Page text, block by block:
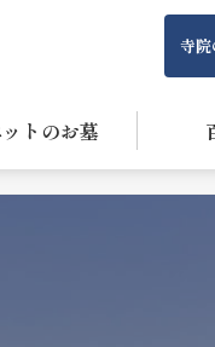
寺
トのお墓